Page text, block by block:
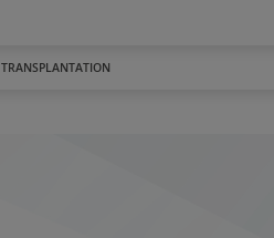
TRANSPLANTATION